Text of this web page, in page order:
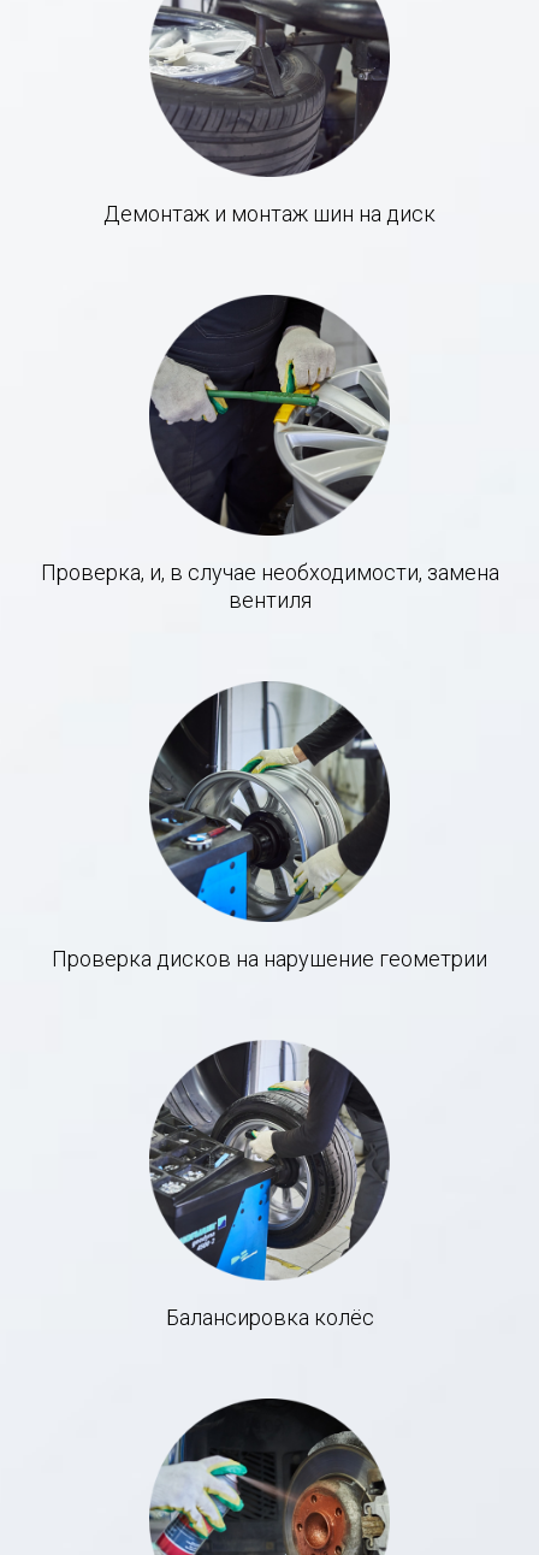
Демонтаж и монтаж шин на диск
Проверка, и, в случае необходимости, замена
вентиля
Проверка дисков на нарушение геометрии
Балансировка колёс